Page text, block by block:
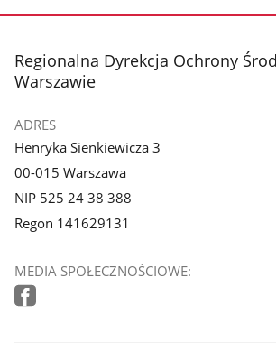
stopka
Regionalna Dyrekcja Ochrony
Warszawie
ADRES
Henryka Sienkiewicza 3
00-015 Warszawa
NIP 525 24 38 388
Regon 141629131
MEDIA SPOŁECZNOŚCIOWE: